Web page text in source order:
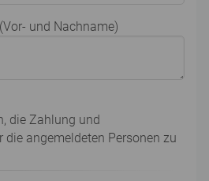
und Nachname)
die Zahlung und
angemeldeten Personen zu